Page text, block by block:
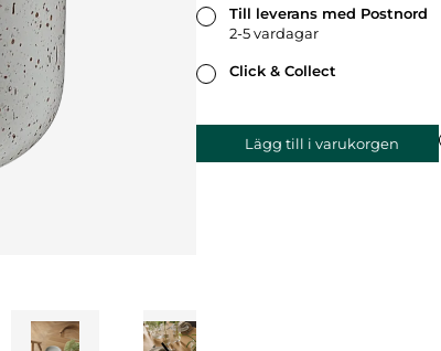
Till leverans med Postnord
2-5 vardagar
Click & Collect
Lägg till i varukorgen